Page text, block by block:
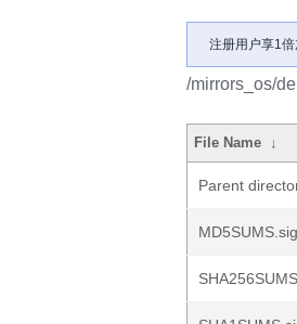
注册用户享1
/mirrors_os/
File Name ↓
Parent